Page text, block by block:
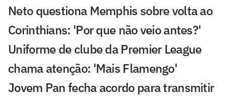
Neto questiona Memphis sobre volta ao
Corinthians: 'Por que não veio antes?'
Uniforme de clube da Premier League
chama atenção: 'Mais Flamengo'
Jovem Pan fecha acordo para transmitir